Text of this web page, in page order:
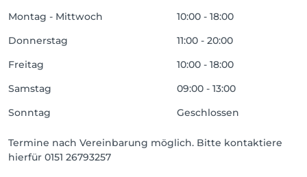
Montag - Mittwoch
10:00 - 18:00
Donnerstag
11:00 - 20:00
Freitag
10:00 - 18:00
Samstag
09:00 - 13:00
Sonntag
Geschlossen
Termine nach Vereinbarung möglich. Bitte kontaktiere
hierfür 0151 26793257